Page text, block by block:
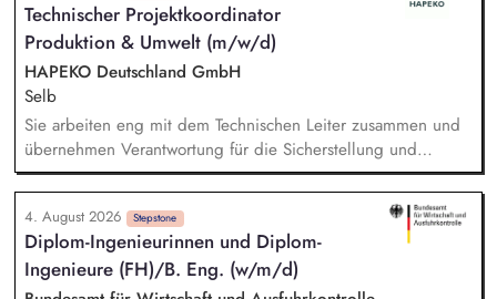
Koordination der THG-Bilanzierung sowie Entwicklung und
Implementierung von Treibhausgas-Reduktionspfaden.
Außerdem Anpassung und Implementierung eines auf
studentische Produktionen angepassten Green Producing.
Technischer Projektkoordinator
Produktion & Umwelt (m/w/d)
HAPEKO Deutschland GmbH
Selb
Sie arbeiten eng mit dem Technischen Leiter zusammen und
übernehmen Verantwortung für die Sicherstellung und
kontinuierliche Verbesserung der Anlagenverfügbarkeit. Sie
analysieren technische Störungen, koordinieren interne sowie
externe Fachbereiche und begleiten nachhaltige Lösungen
bis zur erfolgreichen Umsetzung. Sie betreuen technische
Prozesse in den Bereichen Recycling, Wasser- und
4. August 2026 Stepstone
Diplom-Ingenieurinnen und Diplom-
Ingenieure (FH)/​B. Eng. (w/m/d)